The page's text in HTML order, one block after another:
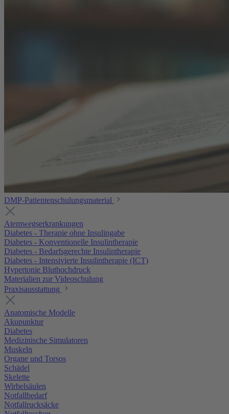
DMP-Patientenschulungsmaterial
Atemwegserkrankungen
Diabetes - Therapie ohne Insulingabe
Diabetes - Konventionelle Insulintherapie
Diabetes - Bedarfsgerechte Insulintherapie
Diabetes - Intensivierte Insulintherapie (ICT)
Hypertonie Bluthochdruck
Materialien zur Videoschulung
Praxisausstattung
Anatomische Modelle
Akupunktur
Diabetes
Medizinische Simulatoren
Muskeln
Organe und Torsos
Schädel
Skelette
Wirbelsäulen
Notfallbedarf
Notfallrucksäcke